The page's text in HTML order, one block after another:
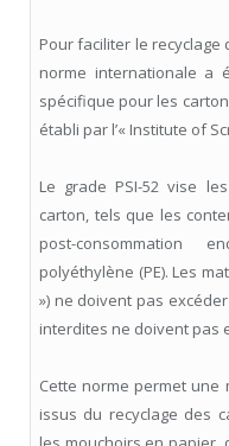
Pour faciliter le recyclage
norme internationale a
spécifique pour les
établi par l’« Institute of
Le grade PSI-52 vise
carton, tels que les
post-consommation
polyéthylène (PE). Les
») ne doivent pas
interdites ne doivent pas
Cette norme permet
issus du recyclage des